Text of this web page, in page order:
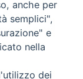
a Lourdes come
di pace”
anche per
semplici",
e
nella
dei